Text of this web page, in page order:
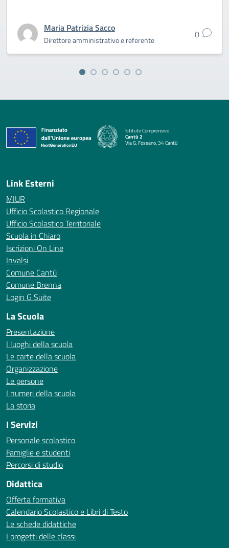
Maria Patrizia Sacco
Direttore amministrativo e referente 0
Istituto Comprensivo
Cantù 2
Via G. Fossano, 34 Cantù
— Visita la pagina iniziale della scuola
Link Esterni
MIUR
Ufficio Scolastico Regionale
Ufficio Scolastico Territoriale
Scuola in Chiaro
Iscrizioni On Line
Invalsi
Comune Cantù
Comune Brenna
Login G Suite
La Scuola
Presentazione
I luoghi della scuola
Le carte della scuola
Organizzazione
Le persone
I numeri della scuola
La storia
I Servizi
Personale scolastico
Famiglie e studenti
Percorsi di studio
Didattica
Offerta formativa
Calendario Scolastico e Libri di Testo
Le schede didattiche
I progetti delle classi